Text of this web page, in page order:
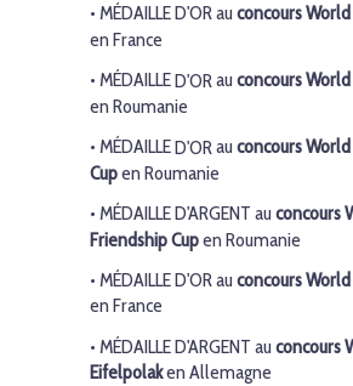
• MÉDAILLE D'ORau concours
en France
• MÉDAILLED'OR au concours
en Roumanie
• MÉDAILLED'OR au concours
Cupen Roumanie
• MÉDAILLED'ARGENT au concours
Friendship Cupen Roumanie
• MÉDAILLE D'ORau concours
en France
• MÉDAILLE D'ARGENT au concours
Eifelpolaken Allemagne